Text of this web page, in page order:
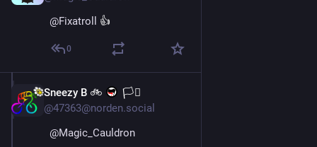
@Fixatroll 👍
0
Sneezy B 🚲
🏳️‍⚧️
@47363@norden.social
@Magic_Cauldron